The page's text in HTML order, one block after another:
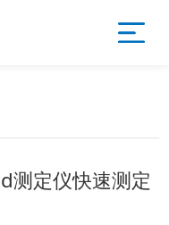
测定仪快速测定